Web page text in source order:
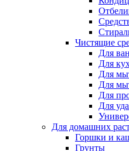
Чистящие
Для
Для
Для
Для
Для
Для
Для домашних
Горшки и
Грунты